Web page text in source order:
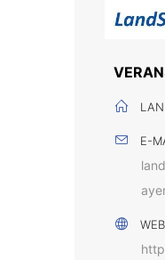
E-